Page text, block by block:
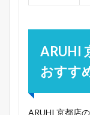
ARUHI
おすす
ARUHI 京都店